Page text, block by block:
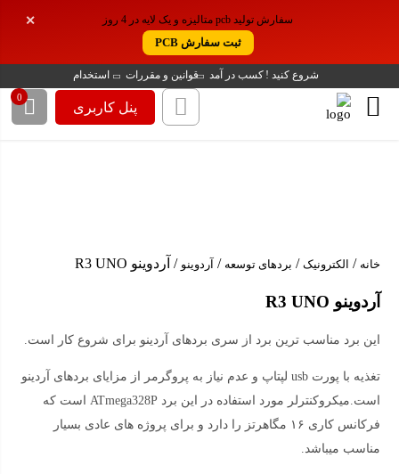
✕ سفارش تولید pcb متالیزه و یک لایه در 4 روز
ثبت سفارش PCB
شروع کنید ! کسب در آمد قوانین و مقررات استخدام
پنل کاربری
0
خانه / الکترونیک / بردهای توسعه /آردوینو / آردوینو R3 UNO
آردوینو R3 UNO
این برد مناسب ترین برد از سری بردهای آردینو برای شروع کار است.
تغذیه با پورت usb لپتاپ و عدم نیاز به پروگرمر از مزایای بردهای آردینو
است.میکروکنترلر مورد استفاده در این برد ATmega328P است که
فرکانس کاری ۱۶ مگاهرتز را دارد و برای پروژه های عادی بسیار
مناسب میباشد.
. اما موجودی این کالا در انبار ما، بیش از این تعداد
است. برای سفارش تعداد بیشتر باشماره زیر
تماس بگیرد!